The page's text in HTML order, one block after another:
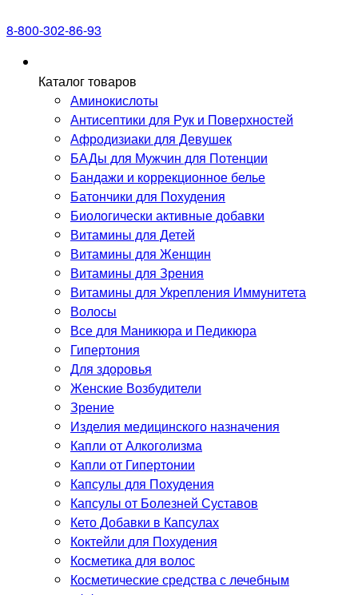
8-800-302-86-93
Каталог товаров
Аминокислоты
Антисептики для Рук и Поверхностей
Афродизиаки для Девушек
БАДы для Мужчин для Потенции
Бандажи и коррекционное белье
Батончики для Похудения
Биологически активные добавки
Витамины для Детей
Витамины для Женщин
Витамины для Зрения
Витамины для Укрепления Иммунитета
Волосы
Все для Маникюра и Педикюра
Гипертония
Для здоровья
Женские Возбудители
Зрение
Изделия медицинского назначения
Капли от Алкоголизма
Капли от Гипертонии
Капсулы для Похудения
Капсулы от Болезней Суставов
Кето Добавки в Капсулах
Коктейли для Похудения
Косметика для волос
Косметические средства с лечебным